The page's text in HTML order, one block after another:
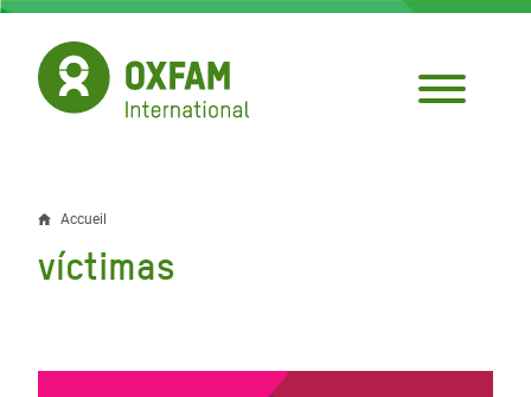
Aller
contenu
principal
Fil
d'Ariane
Accueil
víctimas